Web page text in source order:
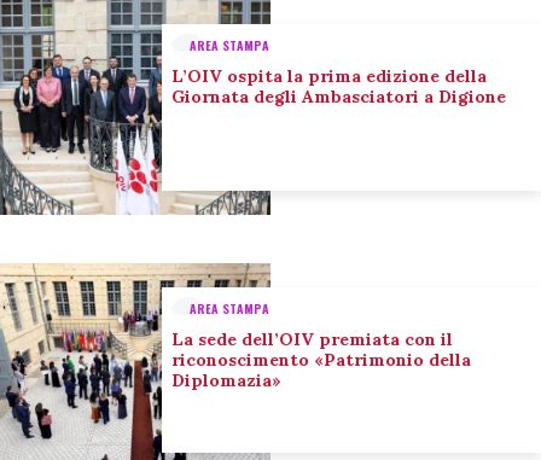
AREA STAMPA
L’OIV ospita la prima edizione della
Giornata degli Ambasciatori a Digione
AREA STAMPA
La sede dell’OIV premiata con il
riconoscimento «Patrimonio della
Diplomazia»